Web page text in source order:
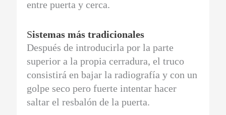
entre puerta y cerca.
Sistemas más tradicionales
Después de introducirla por la parte
superior a la propia cerradura, el truco
consistirá en bajar la radiografía y con un
golpe seco pero fuerte intentar hacer
saltar el resbalón de la puerta.